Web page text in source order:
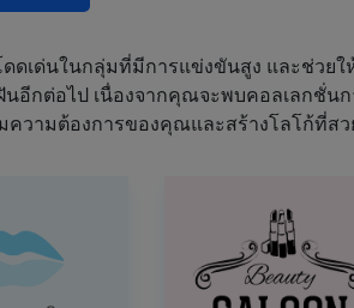
เด่นในกลุ่มที่มีการแข่งขันสูง และช่วย
นอีกต่อไป เนื่องจากคุณจะพบคอลเลกชั่
ความต้องการของคุณและสร้างโลโก้ที่ส